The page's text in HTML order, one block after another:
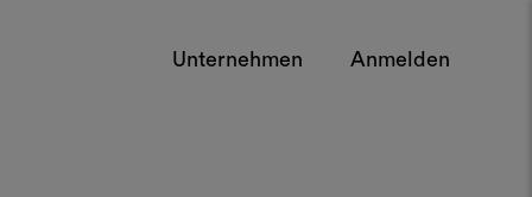
Unternehmen Anmelden